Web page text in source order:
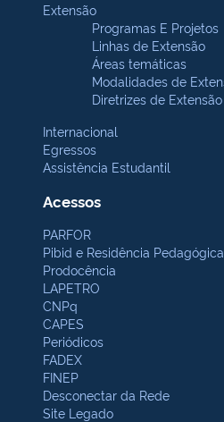
Extensão
Programas E Projetos
Linhas de Extensão
Áreas temáticas
Modalidades de
Diretrizes de Extensão
Internacional
Egressos
Assistência Estudantil
Acessos
PARFOR
Pibid e Residência Pedagógica
Prodocência
LAPETRO
CNPq
CAPES
Periódicos
FADEX
FINEP
Desconectar da Rede
Site Legado